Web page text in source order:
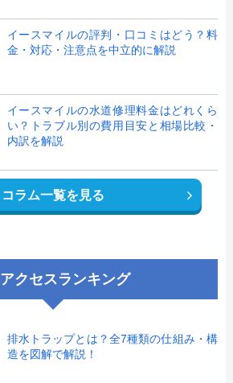
イースマイルの評判・口コミはどう？料
金・対応・注意点を中立的に解説
イースマイルの水道修理料金はどれくら
い？トラブル別の費用目安と相場比較・
内訳を解説
コラム一覧を見る
アクセスランキング
排水トラップとは？全7種類の仕組み・構
造を図解で解説！